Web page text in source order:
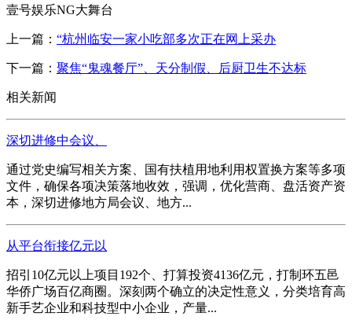
壹号娱乐NG大舞台
上一篇： “杭州临安一家小吃部多次正在网上采办
下一篇： 聚焦“鬼魂餐厅”、天分制假、后厨卫生不达标
相关新闻
深切进修中会议、
通过党史编写相关方案、国有扶植用地利用权置换方案等多项
文件，确保各项决策落地收效，强调，优化营商、盘活资产资
本，深切进修地方局会议、地方...
从平台衔接亿元以
招引10亿元以上项目192个、打算投资4136亿元，打制环五邑
华侨广场百亿商圈。深刻两个确立的决定性意义，分类培育高
新手艺企业和科技型中小企业，产量...